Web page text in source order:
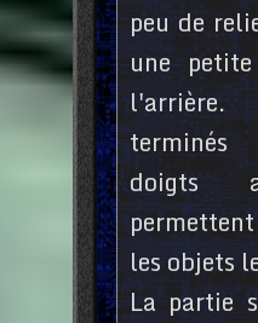
peu de
une
l'arrière.
doigts
les objets
La partie